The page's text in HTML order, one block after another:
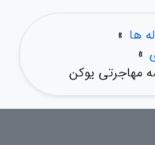
ها »
»
مهاجرتی یوکن